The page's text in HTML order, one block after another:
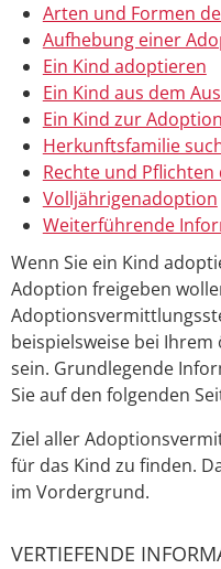
Arten und Formen
Aufhebung einer
Ein Kind adoptieren
Ein Kind aus dem
Ein Kind zur
Herkunftsfamilie
Rechte und
Volljährigenadoption
Weiterführende
Wenn Sie ein Kind
Adoption freigeben
beispielsweise bei
sein. Grundlegende
Sie auf den folgenden
Ziel aller
für das Kind zu finden.
im Vordergrund.
VERTIEFENDE